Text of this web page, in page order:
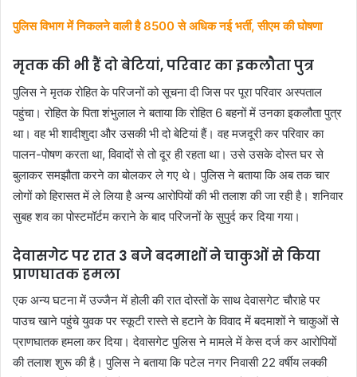
पुलिस विभाग में निकलने वाली है 8500 से अधिक नई भर्ती, सीएम की घोषणा
मृतक की भी हैं दो बेटियां, परिवार का इकलौता पुत्र
पुलिस ने मृतक रोहित के परिजनों को सूचना दी जिस पर पूरा परिवार अस्पताल
पहुंचा। रोहित के पिता शंभुलाल ने बताया कि रोहित 6 बहनों में उनका इकलौता पुत्र
था। वह भी शादीशुदा और उसकी भी दो बेटियां हैं। वह मजदूरी कर परिवार का
पालन-पोषण करता था, विवादों से तो दूर ही रहता था। उसे उसके दोस्त घर से
बुलाकर समझौता करने का बोलकर ले गए थे। पुलिस ने बताया कि अब तक चार
लोगों को हिरासत में ले लिया है अन्य आरोपियों की भी तलाश की जा रही है। शनिवार
सुबह शव का पोस्टमॉर्टम कराने के बाद परिजनों के सुपुर्द कर दिया गया।
देवासगेट पर रात 3 बजे बदमाशों ने चाकुओं से किया
प्राणघातक हमला
एक अन्य घटना में उज्जैन में होली की रात दोस्तों के साथ देवासगेट चौराहे पर
पाउच खाने पहुंचे युवक पर स्कूटी रास्ते से हटाने के विवाद में बदमाशों ने चाकुओं से
प्राणघातक हमला कर दिया। देवासगेट पुलिस ने मामले में केस दर्ज कर आरोपियों
की तलाश शुरू की है। पुलिस ने बताया कि पटेल नगर निवासी 22 वर्षीय लक्की